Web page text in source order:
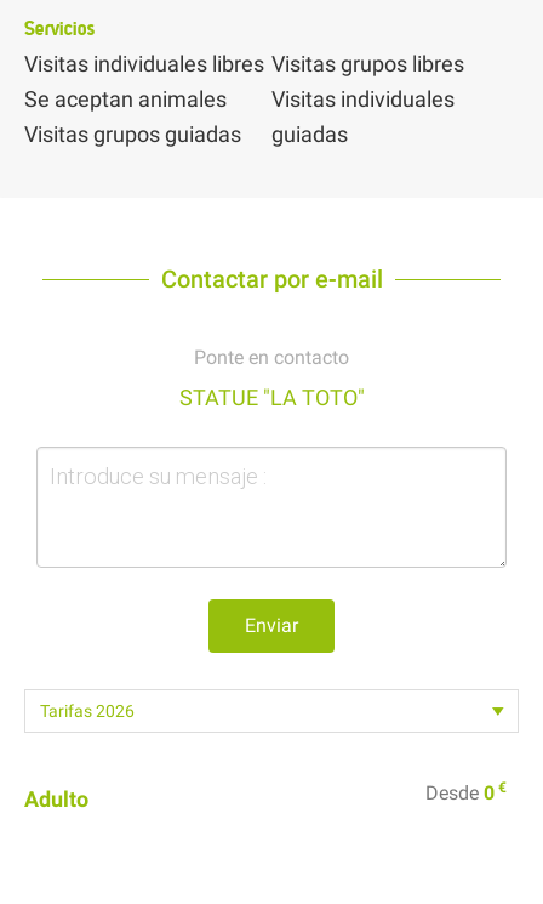
Servicios
Visitas individuales libres
Se aceptan animales
Visitas grupos guiadas
Visitas grupos libres
Visitas individuales
guiadas
Contactar por e-mail
Ponte en contacto
STATUE "LA TOTO"
Enviar
Adulto Desde 0 €